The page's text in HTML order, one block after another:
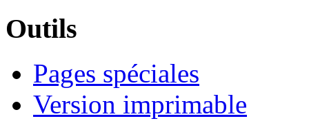
Outils
Pages spéciales
Version imprimable